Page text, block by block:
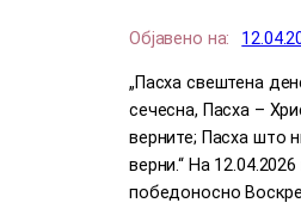
Објавено на:
„Пасха свештена
сечесна, Пасха –
верните; Пасха што
верни.“ На
победоносно